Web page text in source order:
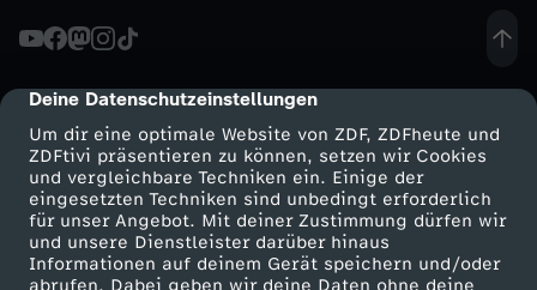
cmp-dialog-description
Deine Datenschutzeinstellungen
Um dir eine optimale Website von ZDF, ZDFheute und
ZDFtivi präsentieren zu können, setzen wir Cookies
und vergleichbare Techniken ein. Einige der
eingesetzten Techniken sind unbedingt erforderlich
für unser Angebot. Mit deiner Zustimmung dürfen wir
und unsere Dienstleister darüber hinaus
Informationen auf deinem Gerät speichern und/oder
abrufen. Dabei geben wir deine Daten ohne deine
n
d
d
i
e
Mehr ZDF
ZDF-Apps
Service
ZDFmitreden